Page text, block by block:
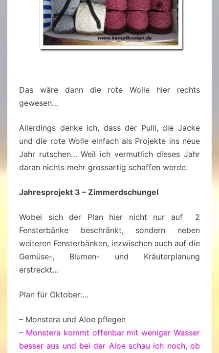
Das wäre dann die rote Wolle hier rechts
gewesen…
Allerdings denke ich, dass der Pulli, die Jacke
und die rote Wolle einfach als Projekte ins neue
Jahr rutschen… Weil ich vermutlich dieses Jahr
daran nichts mehr grossartig schaffen werde.
Jahresprojekt 3 – Zimmerdschungel
Wobei sich der Plan hier nicht nur auf 2
Fensterbänke beschränkt, sondern neben
weiteren Fensterbänken, inzwischen auch auf die
Gemüse-, Blumen- und Kräuterplanung
erstreckt…
Plan für Oktober:…
– Monstera und Aloe pflegen
– Monstera kommt offenbar mit weniger Wasser
besser aus und bei der Aloe schau ich noch, ob